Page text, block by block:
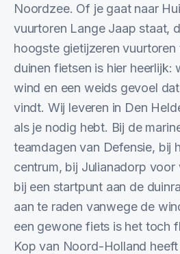
Noordzee. Of je gaat naar
vuurtoren Lange Jaap staat,
hoogste gietijzeren
duinen fietsen is hier heerlijk:
wind en een weids gevoel
vindt. Wij leveren in Den
als je nodig hebt. Bij de
teamdagen van Defensie, bij
centrum, bij Julianadorp
bij een startpunt aan de
aan te raden vanwege de
een gewone fiets is het toch
Kop van Noord-Holland